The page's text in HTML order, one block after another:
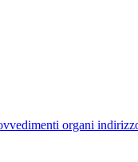
organi